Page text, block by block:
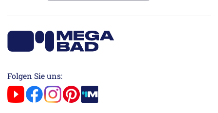
Folgen Sie uns: